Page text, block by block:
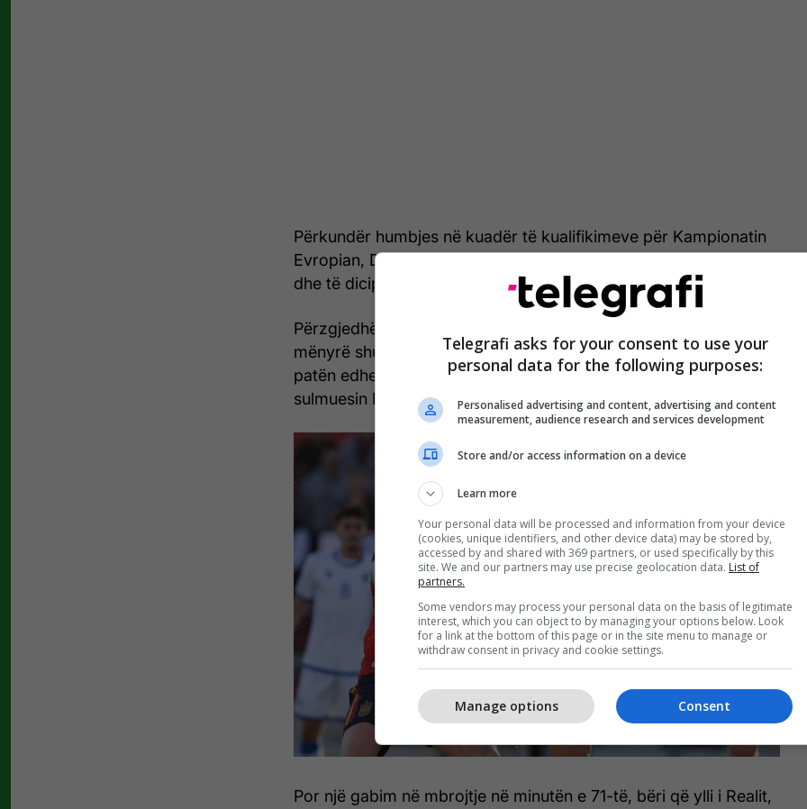
Përkundër humbjes në kuadër të kualifikimeve për Kampionatin
Evropian, Dardanët e rinj zhvilluan një ndeshje shumë të mirë
dhe të diciplinuar.
Përzgjedhësi Hekuran Kryeziu e kishte përgatitur ndeshjen në
mënyrë shumë të mirë, me Dardanët që u mbrojtën mirë dhe
patën edhe dy mundësi shënimi, sidomos në pjesën e parë me
sulmuesin Hekuran Berisha që gjuajti plogësht.
Por një gabim në mbrojtje në minutën e 71-të, bëri që ylli i Realit,
Telegrafi asks for your consent to use your
personal data for the following purposes:
Personalised advertising and content, advertising and content
measurement, audience research and services development
Store and/or access information on a device
Learn more
Your personal data will be processed and information from your device
(cookies, unique identifiers, and other device data) may be stored by,
accessed by and shared with 369 partners, or used specifically by this
site. We and our partners may use precise geolocation data. List of
partners.
Some vendors may process your personal data on the basis of legitimate
interest, which you can object to by managing your options below. Look
for a link at the bottom of this page or in the site menu to manage or
withdraw consent in privacy and cookie settings.
Consent
Manage options